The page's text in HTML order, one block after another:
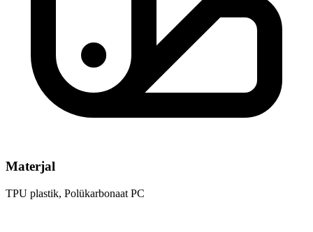
Materjal
TPU plastik, Polükarbonaat PC